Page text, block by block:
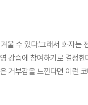
수 있다.’그래서 화자
강습에 참여하기로 결정
거부감을 느낀다면 이런